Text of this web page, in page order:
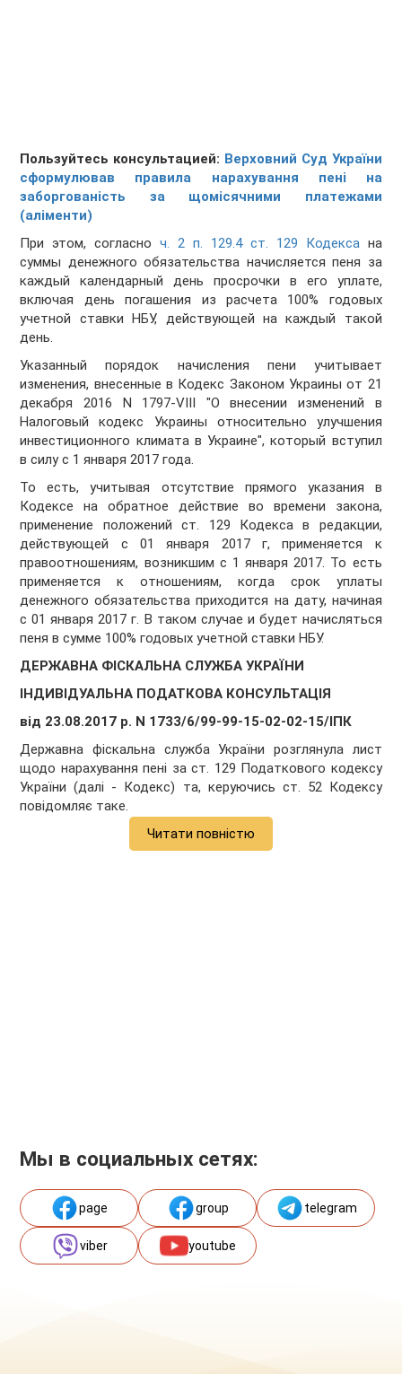
Пользуйтесь консультацией: Верховний Суд України
сформулював правила нарахування пені на
заборгованість за щомісячними платежами
(аліменти)
При этом, согласноч. 2 п. 129.4 ст. 129 Кодекса на
суммы денежного обязательства начисляется пеня за
каждый календарный день просрочки в его уплате,
включая день погашения из расчета 100% годовых
учетной ставки НБУ, действующей на каждый такой
день.
Указанный порядок начисления пени учитывает
изменения, внесенные в Кодекс Законом Украины от 21
декабря 2016 N 1797-VIII "О внесении изменений в
Налоговый кодекс Украины относительно улучшения
инвестиционного климата в Украине", который вступил
в силу с 1 января 2017 года.
То есть, учитывая отсутствие прямого указания в
Кодексе на обратное действие во времени закона,
применение положений ст. 129 Кодекса в редакции,
действующей с 01 января 2017 г, применяется к
правоотношениям, возникшим с 1 января 2017. То есть
применяется к отношениям, когда срок уплаты
денежного обязательства приходится на дату, начиная
с 01 января 2017 г. В таком случае и будет начисляться
пеня в сумме 100% годовых учетной ставки НБУ.
ДЕРЖАВНА ФІСКАЛЬНА СЛУЖБА УКРАЇНИ
ІНДИВІДУАЛЬНА ПОДАТКОВА КОНСУЛЬТАЦІЯ
від 23.08.2017 р. N 1733/6/99-99-15-02-02-15/ІПК
Державна фіскальна служба України розглянула лист
щодо нарахування пені за ст. 129 Податкового кодексу
України (далі - Кодекс) та, керуючись ст. 52 Кодексу
повідомляє таке.
Читати повністю
Мы в социальных сетях:
page group telegram
viber youtube